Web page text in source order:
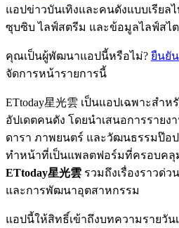
แอปข่าวบันเทิงและคนดังแบบเรียล
ซุบซิบ ไลฟ์สตรีม และข้อมูลไลฟ์สไ
คุณเป็นผู้พัฒนาแอปนี้หรือไม่? ยืนยั
จัดการหน้ารายการนี้
ETtoday星光雲 เป็นแอปเฉพาะสำ
อัปเดตคนดัง โดยนำเสนอการรายง
ดารา ภาพยนตร์ และวัฒนธรรมป๊อ
ทำหน้าที่เป็นแพลตฟอร์มที่ครอบคลุ
ETtoday星光雲 รวมถึงเรื่องราวด่ว
และการพัฒนาอุตสาหกรรม
แอปนี้ให้สิทธิ์เข้าถึงบทความรายวัน